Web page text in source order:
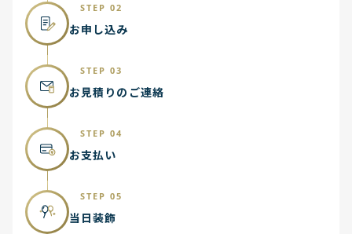
STEP 02
お申し込み
STEP 03
お見積りのご連絡
STEP 04
お支払い
STEP 05
当日装飾